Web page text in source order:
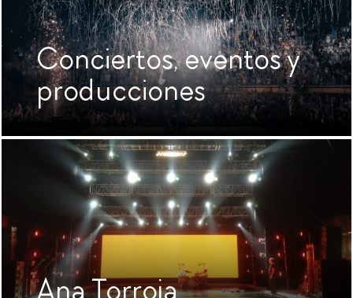
Conciertos, eventos y
producciones